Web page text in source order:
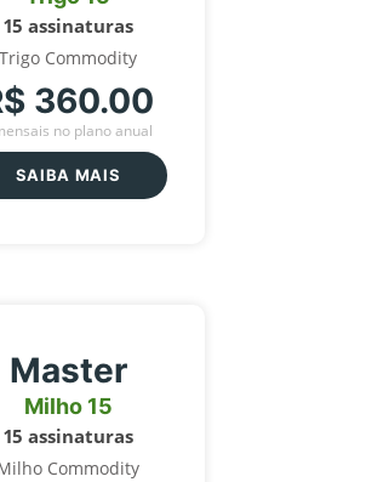
15 assinaturas
Trigo Commodity
360.00
no plano anual
SAIBA MAIS
Master
Milho 15
15 assinaturas
Commodity